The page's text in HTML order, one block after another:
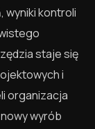
wyniki kontroli
staje się
i
organizacja
wyrób